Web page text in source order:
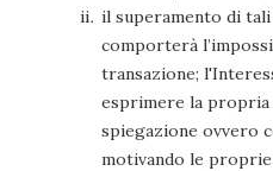
il superamento di
comporterà
transazione;
esprimere la
spiegazione ovvero
motivando le